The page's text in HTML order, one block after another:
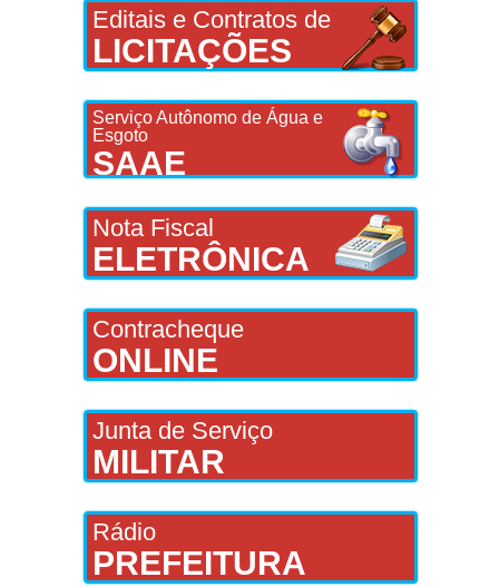
Editais e Contratos de
LICITAÇÕES
Serviço Autônomo de Água e
Esgoto
SAAE
Nota Fiscal
ELETRÔNICA
Contracheque
ONLINE
Junta de Serviço
MILITAR
Rádio
PREFEITURA